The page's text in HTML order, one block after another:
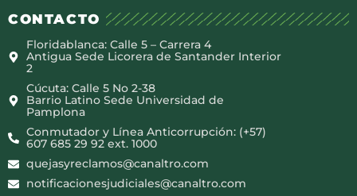
CONTACTO
Floridablanca: Calle 5 – Carrera 4
Antigua Sede Licorera de Santander Interior
2
Cúcuta: Calle 5 No 2-38
Barrio Latino Sede Universidad de
Pamplona
Conmutador y Línea Anticorrupción: (+57)
607 685 29 92 ext. 1000
quejasyreclamos@canaltro.com
notificacionesjudiciales@canaltro.com